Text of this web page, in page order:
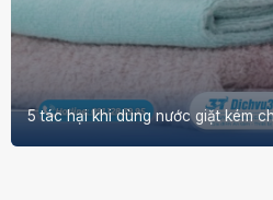
5 tác hại khi dùng nước giặt kém